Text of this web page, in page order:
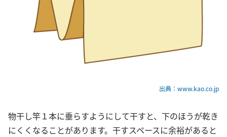
出典：www.kao.co.jp
物干し竿１本に垂らすようにして干すと、下のほうが乾き
にくくなることがあります。干すスペースに余裕があると